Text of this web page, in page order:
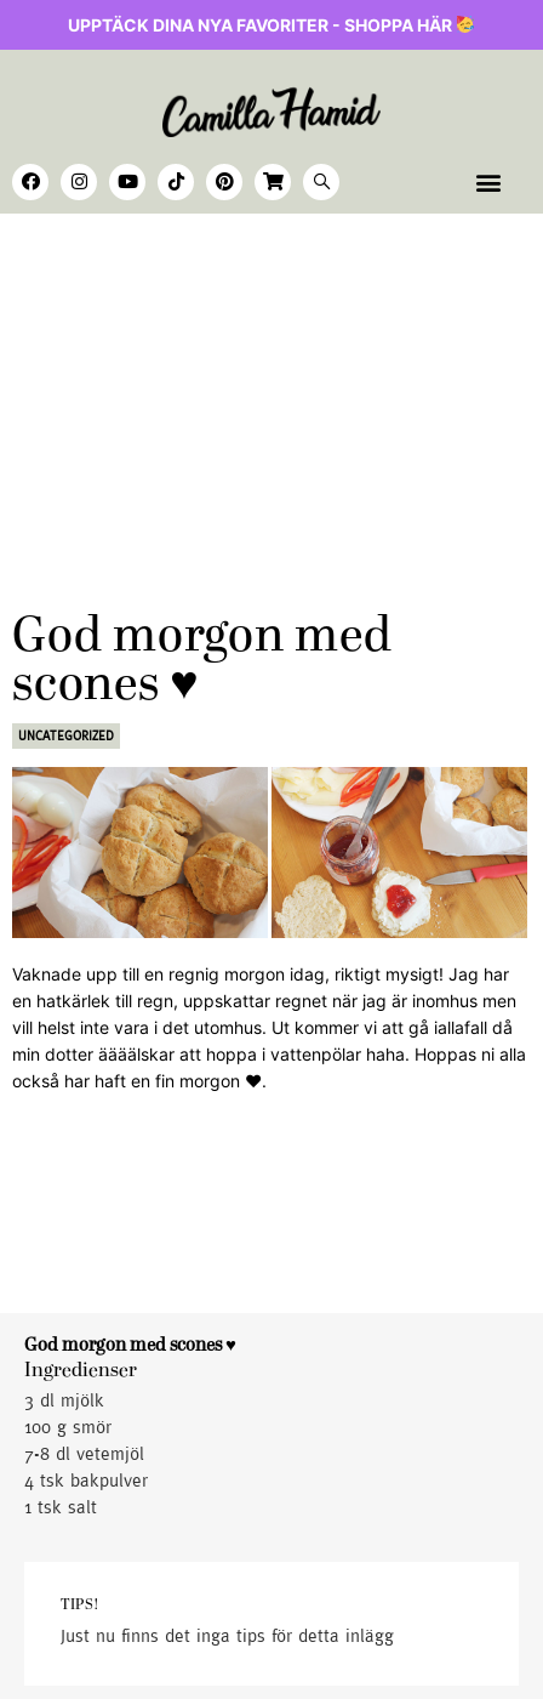
UPPTÄCK DINA NYA FAVORITER - SHOPPA HÄR
God morgon med
scones ♥
UNCATEGORIZED
Vaknade upp till en regnig morgon idag, riktigt mysigt! Jag har
en hatkärlek till regn, uppskattar regnet när jag är inomhus men
vill helst inte vara i det utomhus. Ut kommer vi att gå iallafall då
min dotter äääälskar att hoppa i vattenpölar haha. Hoppas ni alla
också har haft en fin morgon ♥.
God morgon med scones ♥
Ingredienser
3 dl mjölk
100 g smör
7-8 dl vetemjöl
4 tsk bakpulver
1 tsk salt
TIPS!
Just nu finns det inga tips för detta inlägg